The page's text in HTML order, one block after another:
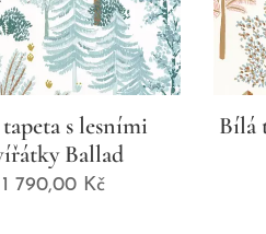
s lesními
Ballad
1 790,00 Kč
Bílá